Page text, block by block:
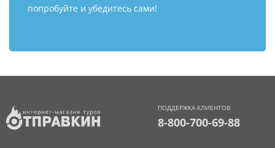
попробуйте и убедитесь сами!
ПОДДЕРЖКА КЛИЕНТОВ
8-800-700-69-88